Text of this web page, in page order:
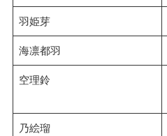
羽姫芽
海凛都羽
空理鈴
乃絵瑠